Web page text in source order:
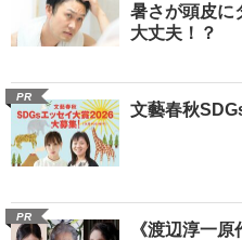
暑さが頭皮に
大丈夫！？
PR
文藝春秋
PR
《渡辺淳一